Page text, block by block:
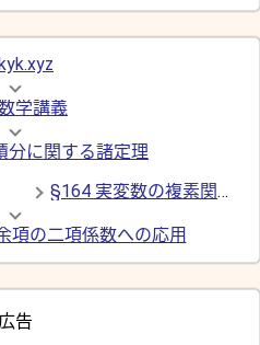
学講義
分に関する諸定理
§164 実変数の複素関数の積分
項の二項係数への応用
広告